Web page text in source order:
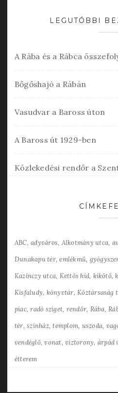
LEGUTÓBBI
A Rába és a Rábca
Bőgőshajó a Rábán
Vasudvar a Baross úton
A Baross út 1929-ben
Közlekedési rendőr a
ABC adyváros Alkotmány utca
Dunakapu tér emlékmű
Kazinczy utca Kettős híd kikötő
Kisfaludy könyvtár Köztársaság
piac radó sziget rendőr Rába
tér színház templom uszoda
vendéglő vonat víztorony árpád
étterem